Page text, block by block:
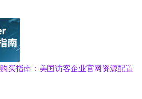
买指南：美国访客企业官网资源配置